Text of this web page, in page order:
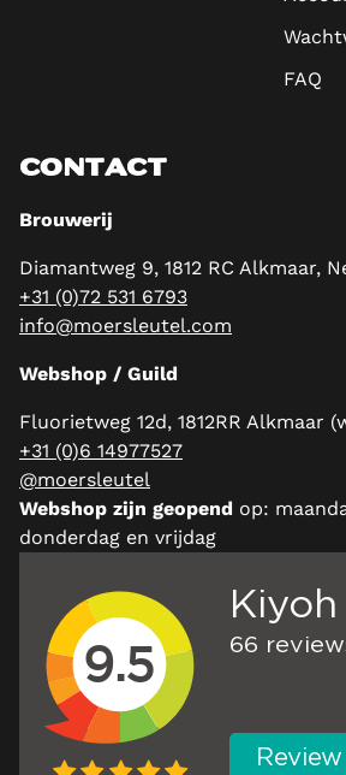
FAQ
CONTACT
Brouwerij
Diamantweg 9, 1812 RC Alkmaar,
+31 (0)72 531 6793
info@moersleutel.com
Webshop / Guild
Fluorietweg 12d, 1812RR Alkmaar
+31 (0)6 14977527
@moersleutel
Webshop zijn geopend op:
donderdag en vrijdag